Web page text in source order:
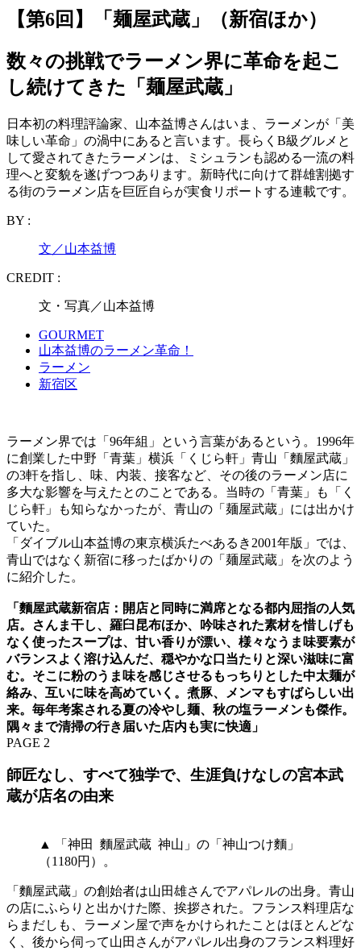
【第6回】「麺屋武蔵」（新宿ほか）
数々の挑戦でラーメン界に革命を起こ
し続けてきた「麺屋武蔵」
日本初の料理評論家、山本益博さんはいま、ラーメンが「美
味しい革命」の渦中にあると言います。長らくB級グルメと
して愛されてきたラーメンは、ミシュランも認める一流の料
理へと変貌を遂げつつあります。新時代に向けて群雄割拠す
る街のラーメン店を巨匠自らが実食リポートする連載です。
BY :
文／山本益博
CREDIT :
文・写真／山本益博
GOURMET
山本益博のラーメン革命！
ラーメン
新宿区
ラーメン界では「96年組」という言葉があるという。1996年
に創業した中野「青葉」横浜「くじら軒」青山「麵屋武蔵」
の3軒を指し、味、内装、接客など、その後のラーメン店に
多大な影響を与えたとのことである。当時の「青葉」も「く
じら軒」も知らなかったが、青山の「麺屋武蔵」には出かけ
ていた。
「ダイブル山本益博の東京横浜たべあるき2001年版」では、
青山ではなく新宿に移ったばかりの「麺屋武蔵」を次のよう
に紹介した。
「麵屋武蔵新宿店：開店と同時に満席となる都内屈指の人気
店。さんま干し、羅臼昆布ほか、吟味された素材を惜しげも
なく使ったスープは、甘い香りが漂い、様々なうま味要素が
バランスよく溶け込んだ、穏やかな口当たりと深い滋味に富
む。そこに粉のうま味を感じさせるもっちりとした中太麺が
絡み、互いに味を高めていく。煮豚、メンマもすばらしい出
来。毎年考案される夏の冷やし麺、秋の塩ラーメンも傑作。
隅々まで清掃の行き届いた店内も実に快適」
PAGE 2
師匠なし、すべて独学で、生涯負けなしの宮本武
蔵が店名の由来
▲ 「神田 麵屋武蔵 神山」の「神山つけ麵」
（1180円）。
「麵屋武蔵」の創始者は山田雄さんでアパレルの出身。青山
の店にふらりと出かけた際、挨拶された。フランス料理店な
らまだしも、ラーメン屋で声をかけられたことはほとんどな
く、後から伺って山田さんがアパレル出身のフランス料理好